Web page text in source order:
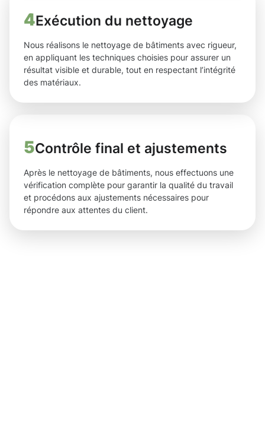
4Exécution du nettoyage
Nous réalisons le nettoyage de bâtiments avec rigueur,
en appliquant les techniques choisies pour assurer un
résultat visible et durable, tout en respectant l’intégrité
des matériaux.
5Contrôle final et ajustements
Après le nettoyage de bâtiments, nous effectuons une
vérification complète pour garantir la qualité du travail
et procédons aux ajustements nécessaires pour
répondre aux attentes du client.